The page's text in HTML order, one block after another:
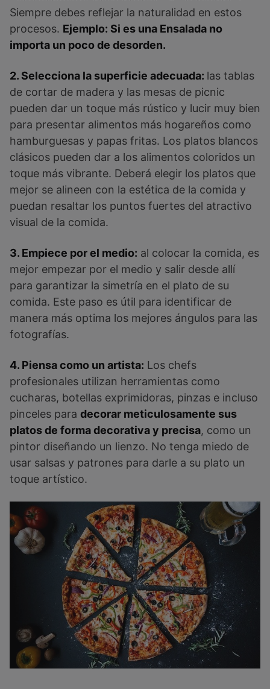
Siempre debes reflejar la naturalidad en estos
procesos. Ejemplo: Si es una Ensalada no
importa un poco de desorden.
2. Selecciona la superficie adecuada: las tablas
de cortar de madera y las mesas de picnic
pueden dar un toque más rústico y lucir muy bien
para presentar alimentos más hogareños como
hamburguesas y papas fritas. Los platos blancos
clásicos pueden dar a los alimentos coloridos un
toque más vibrante. Deberá elegir los platos que
mejor se alineen con la estética de la comida y
puedan resaltar los puntos fuertes del atractivo
visual de la comida.
3. Empiece por el medio: al colocar la comida, es
mejor empezar por el medio y salir desde allí
para garantizar la simetría en el plato de su
comida. Este paso es útil para identificar de
manera más optima los mejores ángulos para las
fotografías.
4. Piensa como un artista: Los chefs
profesionales utilizan herramientas como
cucharas, botellas exprimidoras, pinzas e incluso
pinceles para decorar meticulosamente sus
platos de forma decorativa y precisa, como un
pintor diseñando un lienzo. No tenga miedo de
usar salsas y patrones para darle a su plato un
toque artístico.